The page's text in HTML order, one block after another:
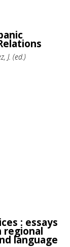
J. (ed.)
: essays
regional
language